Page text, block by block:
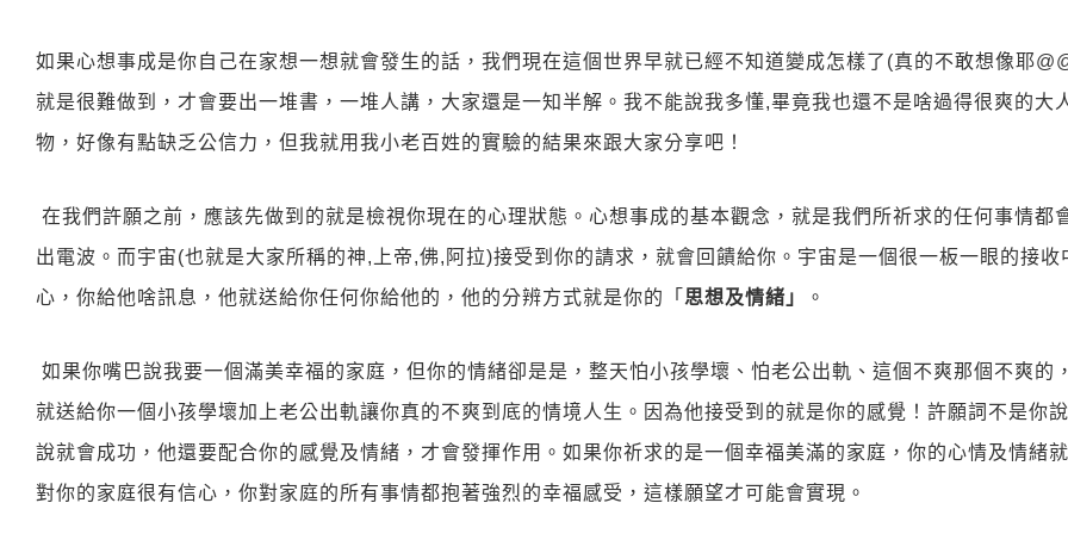
如果心想事成是你自己在家想一想就會發生的話，我們現在這個世界早就已經不知道變成怎樣了(真的不敢想像耶
就是很難做到，才會要出一堆書，一堆人講，大家還是一知半解。我不能說我多懂,畢竟我也還不是啥過得很爽的大
物，好像有點缺乏公信力，但我就用我小老百姓的實驗的結果來跟大家分享吧！
在我們許願之前，應該先做到的就是檢視你現在的心理狀態。心想事成的基本觀念，就是我們所祈求的任何事情都
出電波。而宇宙(也就是大家所稱的神,上帝,佛,阿拉)接受到你的請求，就會回饋給你。宇宙是一個很一板一眼的接收
心，你給他啥訊息，他就送給你任何你給他的，他的分辨方式就是你的「 思想及情緒」 。
如果你嘴巴說我要一個滿美幸福的家庭，但你的情緒卻是是，整天怕小孩學壞、怕老公出軌、這個不爽那個不爽的
就送給你一個小孩學壞加上老公出軌讓你真的不爽到底的情境人生。因為他接受到的就是你的感覺！許願詞不是你
說就會成功，他還要配合你的感覺及情緒，才會發揮作用。如果你祈求的是一個幸福美滿的家庭，你的心情及情緒
對你的家庭很有信心，你對家庭的所有事情都抱著強烈的幸福感受，這樣願望才可能會實現。